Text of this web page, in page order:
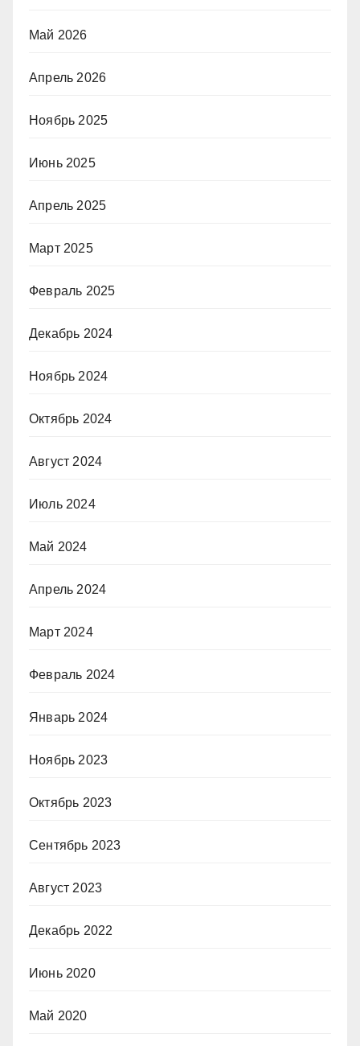
Май 2026
Апрель 2026
Ноябрь 2025
Июнь 2025
Апрель 2025
Март 2025
Февраль 2025
Декабрь 2024
Ноябрь 2024
Октябрь 2024
Август 2024
Июль 2024
Май 2024
Апрель 2024
Март 2024
Февраль 2024
Январь 2024
Ноябрь 2023
Октябрь 2023
Сентябрь 2023
Август 2023
Декабрь 2022
Июнь 2020
Май 2020